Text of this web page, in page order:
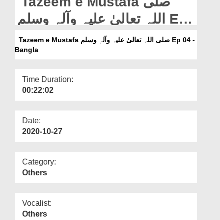
Departments
Our Websites
More
اللہ تعالیٰ علیہ وآلہٖ وسلم Ep
04 - Bangla
Tazeem e Mustafa صلی اللہ تعالیٰ علیہ وآلہٖ وسلم Ep 04 -
Bangla
Time Duration:
00:22:02
Date:
2020-10-27
Category:
Others
Vocalist:
Others